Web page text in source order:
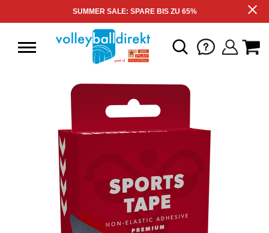
SUMMER SALE: SPARE BIS ZU 65%